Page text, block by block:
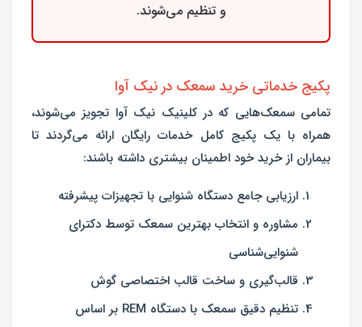
و تنظیم می‌شوند.
پکیج خدماتی خرید سمعک در نیک آوا
تمامی سمعک‌هایی که در کلینیک نیک آوا تجویز می‌شوند،
همراه با یک پکیج کامل خدمات رایگان ارائه می‌گردند تا
بیماران از خرید خود اطمینان بیشتری داشته باشند:
ارزیابی جامع دستگاه شنوایی با تجهیزات پیشرفته
مشاوره و انتخاب بهترین سمعک توسط دکترای
شنوایی‌شناسی
قالب‌گیری و ساخت قالب اختصاصی گوش
تنظیم دقیق سمعک با دستگاه REM بر اساس